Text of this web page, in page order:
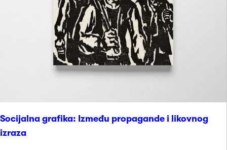
Socijalna grafika: Između propagande i likovnog
izraza